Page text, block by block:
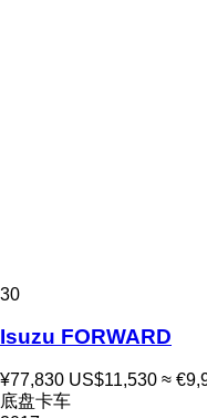
30
Isuzu FORWARD
¥77,830 US$11,530 ≈
底盘卡车